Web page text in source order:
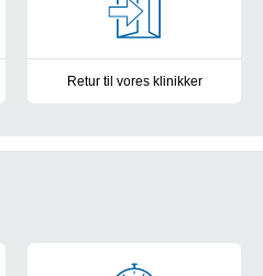
Retur til vores klinikker